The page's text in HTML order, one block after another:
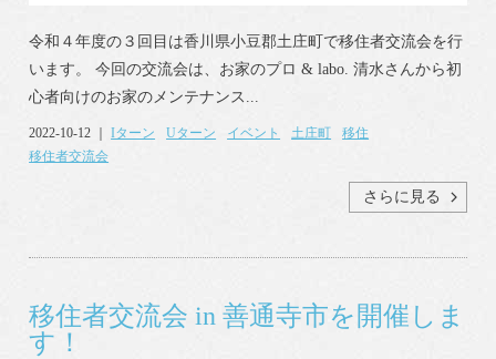
令和４年度の３回目は香川県小豆郡土庄町で移住者交流会を行
います。 今回の交流会は、お家のプロ & labo. 清水さんから初
心者向けのお家のメンテナンス...
2022-10-12 ｜Iターン Uターン イベント 土庄町
移住
移住者交流会
さらに見る
移住者交流会 in 善通寺市を開催しま
す！